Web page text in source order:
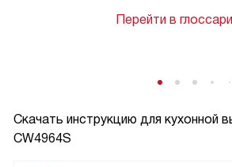
Скачать инструкцию для кухонной
CW4964S
Перейти в